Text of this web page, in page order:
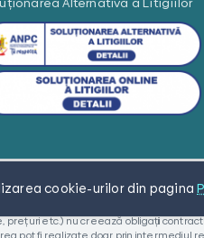
cookie-urilor din pagina
drepturi la marca inregistrata,
etc.) nu creează obligații